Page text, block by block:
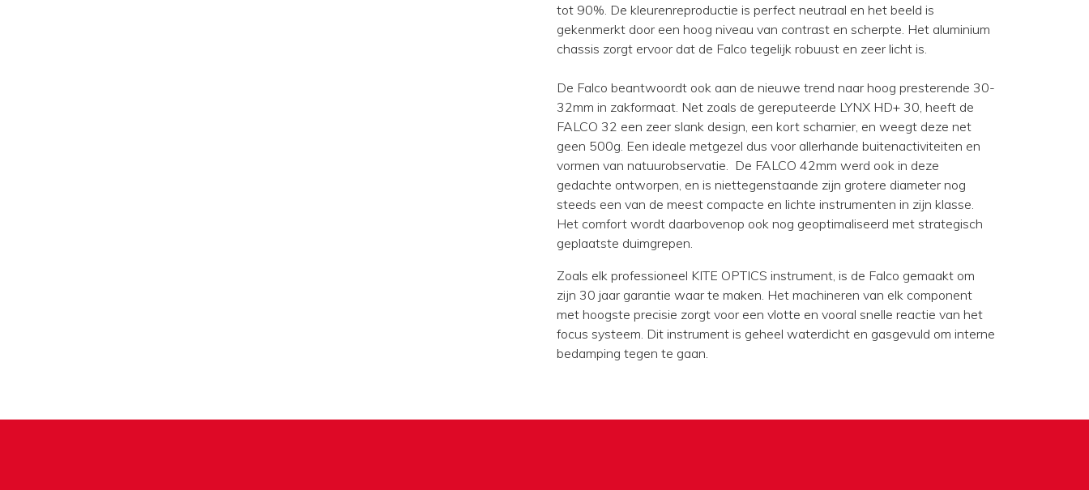
tot 90%. De kleurenreproductie is perfect neutraal en het beeld is
gekenmerkt door een hoog niveau van contrast en scherpte. Het aluminium
chassis zorgt ervoor dat de Falco tegelijk robuust en zeer licht is.
De Falco beantwoordt ook aan de nieuwe trend naar hoog presterende 30-
32mm in zakformaat. Net zoals de gereputeerde LYNX HD+ 30, heeft de
FALCO 32 een zeer slank design, een kort scharnier, en weegt deze net
geen 500g. Een ideale metgezel dus voor allerhande buitenactiviteiten en
vormen van natuurobservatie. De FALCO 42mm werd ook in deze
gedachte ontworpen, en is niettegenstaande zijn grotere diameter nog
steeds een van de meest compacte en lichte instrumenten in zijn klasse.
Het comfort wordt daarbovenop ook nog geoptimaliseerd met strategisch
geplaatste duimgrepen.
Zoals elk professioneel KITE OPTICS instrument, is de Falco gemaakt om
zijn 30 jaar garantie waar te maken. Het machineren van elk component
met hoogste precisie zorgt voor een vlotte en vooral snelle reactie van het
focus systeem. Dit instrument is geheel waterdicht en gasgevuld om interne
bedamping tegen te gaan.